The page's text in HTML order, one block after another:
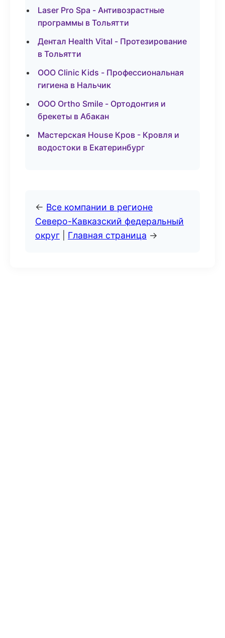
Laser Pro Spa - Антивозрастные
программы в Тольятти
Дентал Health Vital - Протезирование
в Тольятти
ООО Clinic Kids - Профессиональная
гигиена в Нальчик
ООО Ortho Smile - Ортодонтия и
брекеты в Абакан
Мастерская House Кров - Кровля и
водостоки в Екатеринбург
← Все компании в регионе
Северо-Кавказский федеральный
округ
Главная страница →